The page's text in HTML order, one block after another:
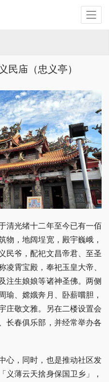
民庙（忠义亭）
清光绪十二年至今已有一佰
物，地阔埕宽，殿宇巍峨，
民爷，配祀文昌帝君、至圣
凌霄宝殿，奉祀玉皇大帝、
注生娘娘等诸神圣佛。两侧
瑜、嫦娥奔月、卧薪嚐胆，
庄敬文雅。另在二楼设置会
长春俱乐部，并经常举办各
心，同时，也是推动社区发
义薄云天捨身保国卫乡」，